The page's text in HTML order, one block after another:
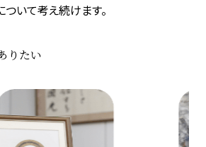
いて考え続けます。
りたい